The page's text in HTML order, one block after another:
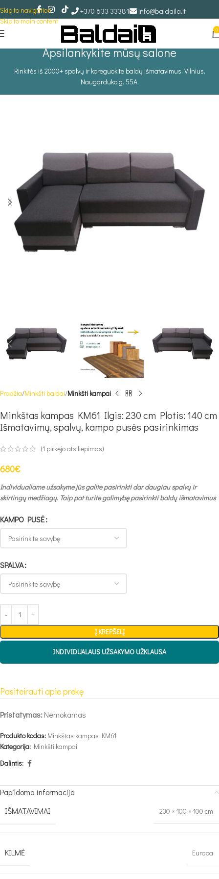
Skip to navigation
Skip to main content
+370 633 33381 info@baldaila.lt
0
Apsilankykite mūsų salone
Rinkitės iš 2000+ spalvų ir koreguokite baldų išmatavimus. Vilnius,
Naugarduko g. 55A.
Pradžia Minkšti baldai Minkšti kampai
Minkštas kampas KM61 Ilgis: 230 cm Plotis: 140 cm
Išmatavimų, spalvų, kampo pusės pasirinkimas
(1 pirkėjo atsiliepimas)
680€
Individualiame užsakyme jūs galite pasirinkti dar daugiau spalvų ir
skirtingų medžiagų. Taip pat turite galimybę pasirinkti baldų išmatavimus
KAMPO PUSĖ
SPALVA
Į KREPŠELĮ
INDIVIDUALAUS UŽSAKYMO UŽKLAUSA
Pasiteirauti apie prekę
Pristatymas:Nemokamas
Produkto kodas: Minkštas kampas KM61
Kategorija: Minkšti kampai
Dalintis:
Papildoma informacija
IŠMATAVIMAI
230 × 100 × 100 cm
KILMĖ Europa